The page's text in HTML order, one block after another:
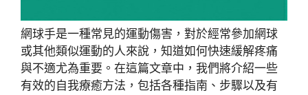
網球手是一種常見的運動傷害，對於經常參加網球
或其他類似運動的人來說，知道如何快速緩解疼痛
與不適尤為重要。在這篇文章中，我們將介紹一些
有效的自我療癒方法，包括各種指南、步驟以及有